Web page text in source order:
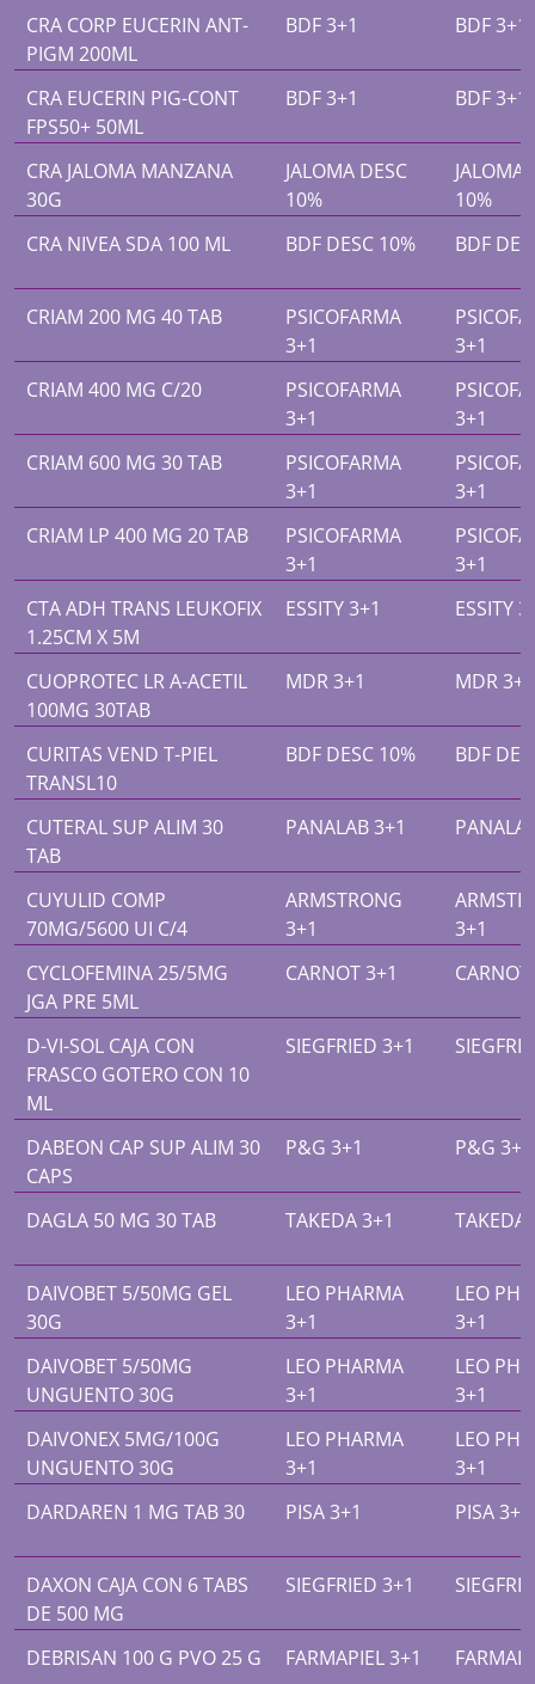
CRA CORP EUCERIN ANT-
PIGM 200ML
BDF 3+1 BDF 3+1
CRA EUCERIN PIG-CONT
FPS50+ 50ML
BDF 3+1 BDF 3+1
CRA JALOMA MANZANA
30G
JALOMA DESC
10%
JALOMA
10%
CRA NIVEA SDA 100 ML
BDF DESC 10% BDF
CRIAM 200 MG 40 TAB
PSICOFARMA
3+1
3+1
CRIAM 400 MG C/20
PSICOFARMA
3+1
3+1
CRIAM 600 MG 30 TAB
PSICOFARMA
3+1
3+1
CRIAM LP 400 MG 20 TAB
PSICOFARMA
3+1
3+1
CTA ADH TRANS LEUKOFIX
1.25CM X 5M
ESSITY 3+1 ESSITY
CUOPROTEC LR A-ACETIL
100MG 30TAB
MDR 3+1 MDR 3+1
CURITAS VEND T-PIEL
TRANSL10
BDF DESC 10% BDF
CUTERAL SUP ALIM 30
TAB
PANALAB 3+1
CUYULID COMP
70MG/5600 UI C/4
ARMSTRONG
3+1
3+1
CYCLOFEMINA 25/5MG
JGA PRE 5ML
CARNOT 3+1
D-VI-SOL CAJA CON
FRASCO GOTERO CON 10
ML
SIEGFRIED 3+1
DABEON CAP SUP ALIM 30
CAPS
P&G 3+1 P&G 3+1
DAGLA 50 MG 30 TAB TAKEDA 3+1 TAKEDA
DAIVOBET 5/50MG GEL
30G
LEO PHARMA
3+1
LEO
3+1
DAIVOBET 5/50MG
UNGUENTO 30G
LEO PHARMA
3+1
LEO
3+1
DAIVONEX 5MG/100G
UNGUENTO 30G
LEO PHARMA
3+1
LEO
3+1
DARDAREN 1 MG TAB 30
PISA 3+1 PISA 3+1
DAXON CAJA CON 6 TABS
DE 500 MG
SIEGFRIED 3+1
DEBRISAN 100 G PVO 25 G FARMAPIEL 3+1